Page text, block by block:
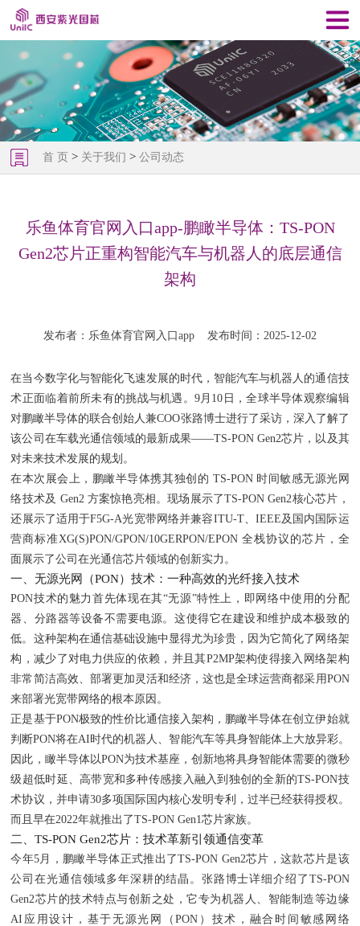
首 页> 关于我们 >公司动态
乐鱼体育官网入口app-鹏瞰半导体：TS-PON
Gen2芯片正重构智能汽车与机器人的底层通信
架构
发布者：乐鱼体育官网入口app 发布时间：2025-12-02
在当今数字化与智能化飞速发展的时代，智能汽车与机器人的通信技
术正面临着前所未有的挑战与机遇。9月10日，全球半导体观察编辑
对鹏瞰半导体的联合创始人兼COO张路博士进行了采访，深入了解了
该公司在车载光通信领域的最新成果——TS-PON Gen2芯片，以及其
对未来技术发展的规划。
在本次展会上，鹏瞰半导体携其独创的 TS-PON 时间敏感无源光网
络技术及 Gen2 方案惊艳亮相。现场展示了TS-PON Gen2核心芯片，
还展示了适用于F5G-A光宽带网络并兼容ITU-T、IEEE及国内国际运
营商标准XG(S)PON/GPON/10GERPON/EPON 全栈协议的芯片，全
面展示了公司在光通信芯片领域的创新实力。
一、无源光网（PON）技术：一种高效的光纤接入技术
PON技术的魅力首先体现在其“无源”特性上，即网络中使用的分配
器、分路器等设备不需要电源。这使得它在建设和维护成本极致的
低。这种架构在通信基础设施中显得尤为珍贵，因为它简化了网络架
构，减少了对电力供应的依赖，并且其P2MP架构使得接入网络架构
非常简洁高效、部署更加灵活和经济，这也是全球运营商都采用PON
来部署光宽带网络的根本原因。
正是基于PON极致的性价比通信接入架构，鹏瞰半导体在创立伊始就
判断PON将在AI时代的机器人、智能汽车等具身智能体上大放异彩。
因此，瞰半导体以PON为技术基座，创新地将具身智能体需要的微秒
级超低时延、高带宽和多种传感接入融入到独创的全新的TS-PON技
术协议，并申请30多项国际国内核心发明专利，过半已经获得授权。
而且早在2022年就推出了TS-PON Gen1芯片家族。
二、TS-PON Gen2芯片：技术革新引领通信变革
今年5月，鹏瞰半导体正式推出了TS-PON Gen2芯片，这款芯片是该
公司在光通信领域多年深耕的结晶。张路博士详细介绍了TS-PON
Gen2芯片的技术特点与创新之处，它专为机器人、智能制造等边缘
AI应用设计，基于无源光网（PON）技术，融合时间敏感网络